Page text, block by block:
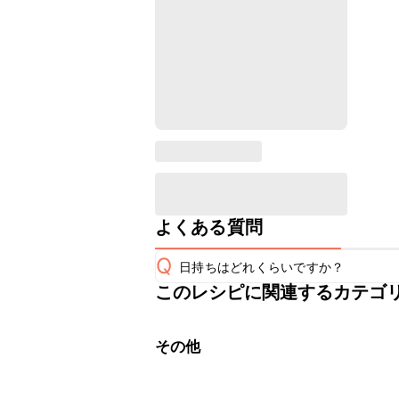
よくある質問
Q 日持ちはどれくらいですか？
こちらのレシピは出来たてをお召し
※日持ちは目安です。
このレシピに関連するカテゴ
その他